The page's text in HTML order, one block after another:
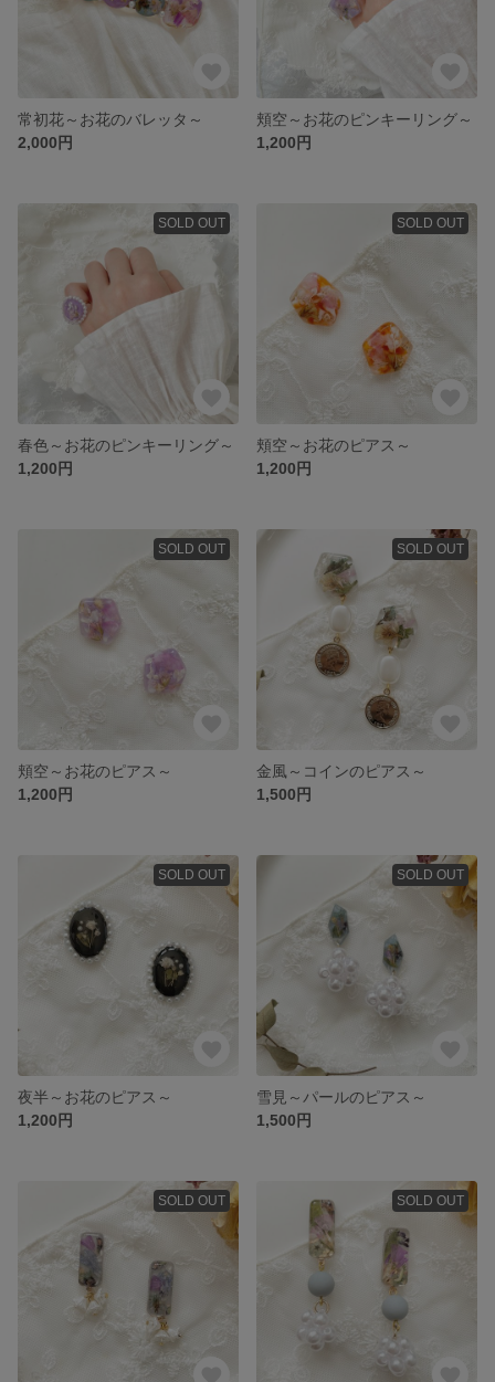
常初花～お花のバレッタ～
2,000円
頬空～お花のピンキーリング～
1,200円
SOLD OUT
春色～お花のピンキーリング～
1,200円
SOLD OUT
頬空～お花のピアス～
1,200円
SOLD OUT
頬空～お花のピアス～
1,200円
SOLD OUT
金風～コインのピアス～
1,500円
SOLD OUT
夜半～お花のピアス～
1,200円
SOLD OUT
雪見～パールのピアス～
1,500円
SOLD OUT SOLD OUT